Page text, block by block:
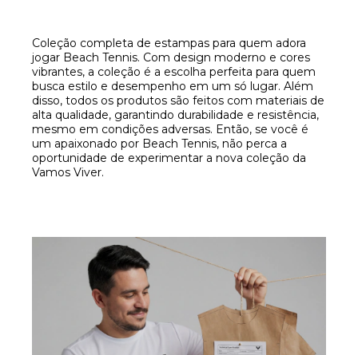
Coleção completa de estampas para quem adora
jogar Beach Tennis. Com design moderno e cores
vibrantes, a coleção é a escolha perfeita para quem
busca estilo e desempenho em um só lugar. Além
disso, todos os produtos são feitos com materiais de
alta qualidade, garantindo durabilidade e resistência,
mesmo em condições adversas. Então, se você é
um apaixonado por Beach Tennis, não perca a
oportunidade de experimentar a nova coleção da
Vamos Viver.